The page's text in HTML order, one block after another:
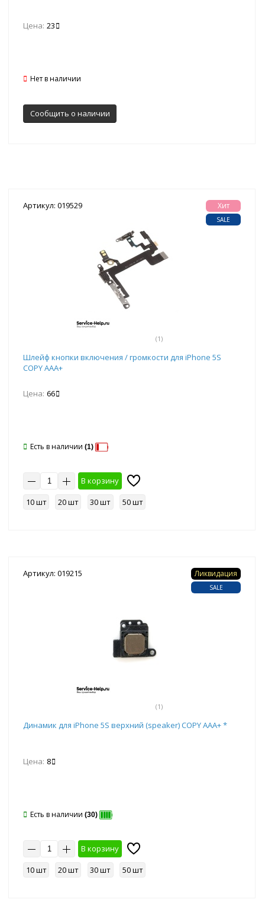
Цена: 23
Нет в наличии
Сообщить о наличии
Артикул: 019529
(1)
Хит
SALE
Шлейф кнопки включения / громкости для iPhone 5S
COPY AAA+
Цена: 66
Есть в наличии (1)
В корзину
10 шт
20 шт 30 шт 50 шт
Артикул: 019215
(1)
Ликвидация
SALE
Динамик для iPhone 5S верхний (speaker) COPY AAA+ *
Цена: 8
Есть в наличии (30)
В корзину
10 шт
20 шт 30 шт 50 шт